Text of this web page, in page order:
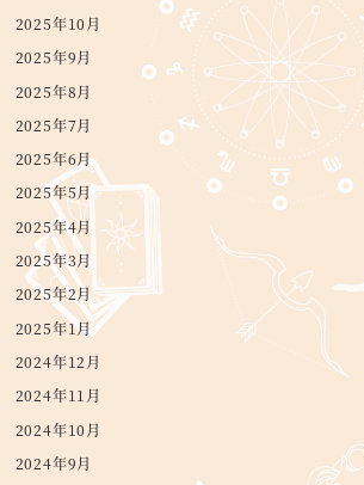
2025年10月
2025年9月
2025年8月
2025年7月
2025年6月
2025年5月
2025年4月
2025年3月
2025年2月
2025年1月
2024年12月
2024年11月
2024年10月
2024年9月